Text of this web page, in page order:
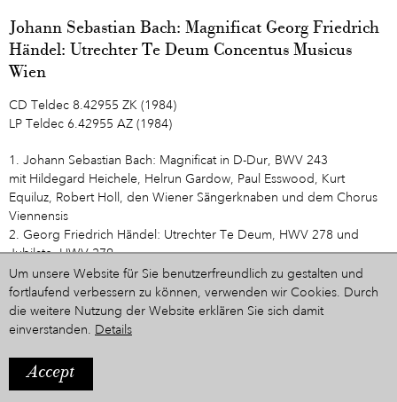
Johann Sebastian Bach: Magnificat Georg Friedrich
Händel: Utrechter Te Deum Concentus Musicus
Wien
CD Teldec 8.42955 ZK (1984)
LP Teldec 6.42955 AZ (1984)
1. Johann Sebastian Bach: Magnificat in D-Dur, BWV 243
mit Hildegard Heichele, Helrun Gardow, Paul Esswood, Kurt
Equiluz, Robert Holl, den Wiener Sängerknaben und dem Chorus
Viennensis
2. Georg Friedrich Händel: Utrechter Te Deum, HWV 278 und
Jubilate, HWV 279
mit Felicity Palmer, Marjana Lipovsek, Philip Langridge, Kurt Equiluz,
Thomas Moser, Ludwig Baumann und dem Arnold Schoenberg
Chor
Zur Zeitleiste
Um unsere Website für Sie benutzerfreundlich zu gestalten und
fortlaufend verbessern zu können, verwenden wir Cookies. Durch
die weitere Nutzung der Website erklären Sie sich damit
einverstanden. Details
Accept